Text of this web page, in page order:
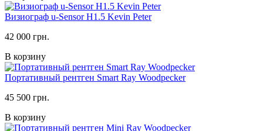
Визиограф u-Sensor H1.5 Kevin Peter
42 000 грн.
В корзину
Портативный рентген Smart Ray Woodpecker
45 500 грн.
В корзину